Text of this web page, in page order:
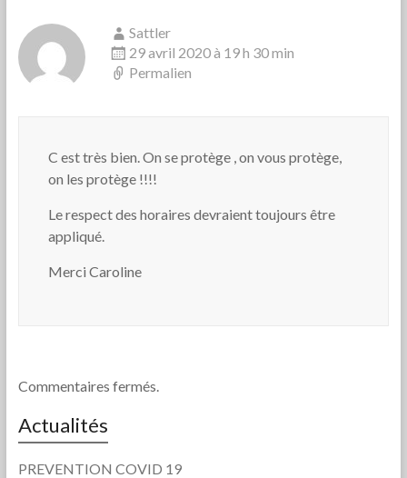
Sattler
29 avril 2020 à 19 h 30 min
Permalien
C est très bien. On se protège , on vous protège,
on les protège !!!!
Le respect des horaires devraient toujours être
appliqué.
Merci Caroline
Commentaires fermés.
Actualités
PREVENTION COVID 19